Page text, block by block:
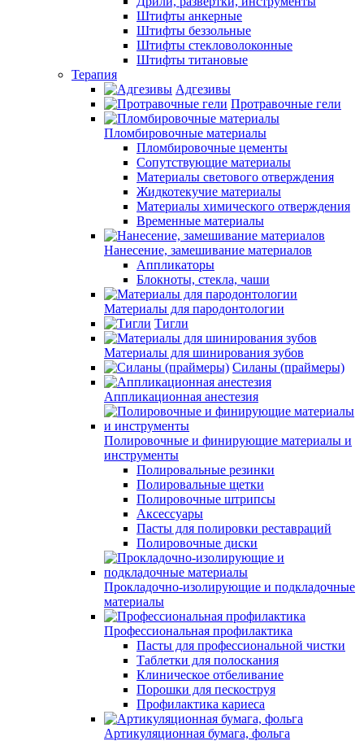
Штифты анкерные
Штифты беззольные
Штифты стекловолоконные
Штифты титановые
Терапия
Адгезивы
Протравочные гели
Пломбировочные материалы
Пломбировочные цементы
Сопутствующие материалы
Материалы светового отверждения
Жидкотекучие материалы
Материалы химического отверждения
Временные материалы
Нанесение, замешивание материалов
Аппликаторы
Блокноты, стекла, чаши
Материалы для пародонтологии
Тигли
Материалы для шинирования зубов
Силаны (праймеры)
Аппликационная анестезия
Полировочные и финирующие материалы и
инструменты
Полировальные резинки
Полировальные щетки
Полировочные штрипсы
Аксессуары
Пасты для полировки реставраций
Полировочные диски
Прокладочно-изолирующие и подкладочные
материалы
Профессиональная профилактика
Пасты для профессиональной чистки
Таблетки для полоскания
Клиническое отбеливание
Порошки для пескоструя
Профилактика кариеса
Артикуляционная бумага, фольга